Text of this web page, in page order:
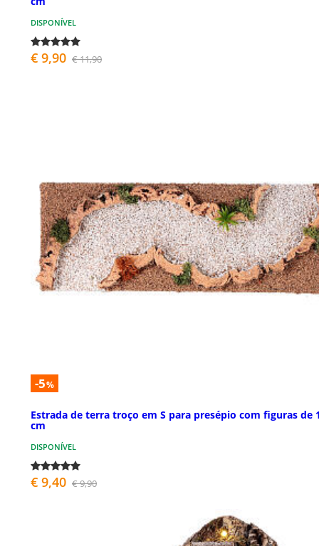
DISPONÍVEL
€ 9,90 € 11,90
-5%
Estrada de terra troço em S para presépio com figuras de
cm
DISPONÍVEL
€ 9,40 € 9,90